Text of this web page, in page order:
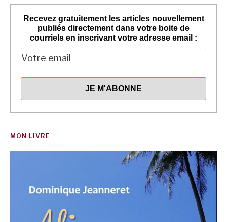
Recevez gratuitement les articles nouvellement
publiés directement dans votre boite de
courriels en inscrivant votre adresse email :
MON LIVRE